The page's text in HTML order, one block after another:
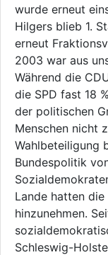
wurde erneut
Hilgers blieb 1.
erneut
2003 war aus
Während die
die SPD fast 18
der politischen
Menschen nicht
Wahlbeteiligung
Bundespolitik
Lande hatten
hinzunehmen.
Schleswig-